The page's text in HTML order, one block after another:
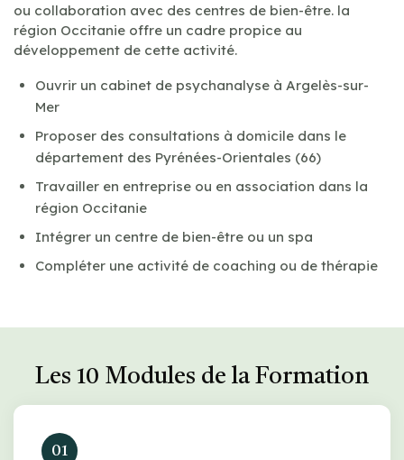
ou collaboration avec des centres de bien-être. la
région Occitanie offre un cadre propice au
développement de cette activité.
Ouvrir un cabinet de psychanalyse à Argelès-sur-
Mer
Proposer des consultations à domicile dans le
département des Pyrénées-Orientales (66)
Travailler en entreprise ou en association dans la
région Occitanie
Intégrer un centre de bien-être ou un spa
Compléter une activité de coaching ou de thérapie
Les 10 Modules de la Formation
01